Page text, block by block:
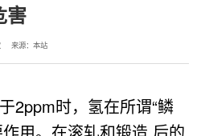
害
来源：本站
时，氢在所谓“鳞